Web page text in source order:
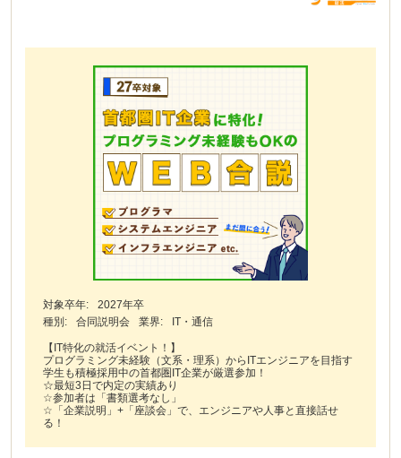
対象卒年:
2027年卒
種別:
合同説明会 業界: IT・通信
【IT特化の就活イベント！】
プログラミング未経験（文系・理系）からITエンジニアを目指す
学生も積極採用中の首都圏IT企業が厳選参加！
☆最短3日で内定の実績あり
☆参加者は「書類選考なし」
☆「企業説明」+「座談会」で、エンジニアや人事と直接話せ
る！